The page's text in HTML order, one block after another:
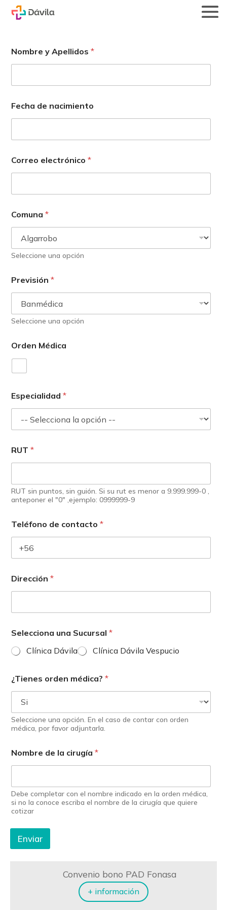
Nombre y Apellidos *
Fecha de nacimiento
Correo electrónico *
Comuna *
Seleccione una opción
Previsión *
Seleccione una opción
Orden Médica
Especialidad *
RUT *
RUT sin puntos, sin guión. Si su rut es menor a 9.999.999-0 ,
anteponer el "0" ,ejemplo: 0999999-9
Teléfono de contacto *
Dirección *
Selecciona una Sucursal *
Clínica Dávila
Clínica Dávila Vespucio
¿Tienes orden médica? *
Seleccione una opción. En el caso de contar con orden
médica, por favor adjuntarla.
Nombre de la cirugía *
Debe completar con el nombre indicado en la orden médica,
si no la conoce escriba el nombre de la cirugía que quiere
cotizar
Enviar
Convenio bono PAD Fonasa
+ información